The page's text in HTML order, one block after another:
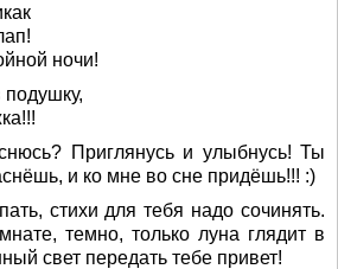
ночи!
Приглянусь и улыбнусь! Ты
и ко мне во сне придёшь!!! :)
стихи для тебя надо сочинять.
темно, только луна глядит в
свет передать тебе привет!